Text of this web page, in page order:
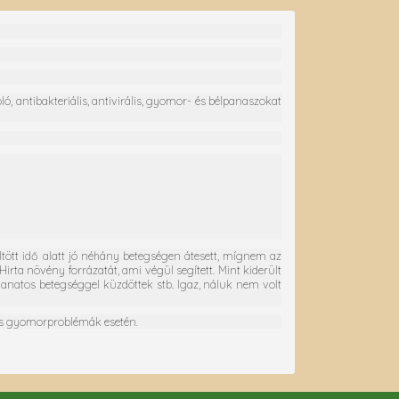
antibakteriális, antivirális, gyomor- és bélpanaszokat
idő alatt jó néhány betegségen átesett, mígnem az
növény forrázatát, ami végül segített. Mint kiderült
betegséggel küzdöttek stb. Igaz, náluk nem volt
esetén.